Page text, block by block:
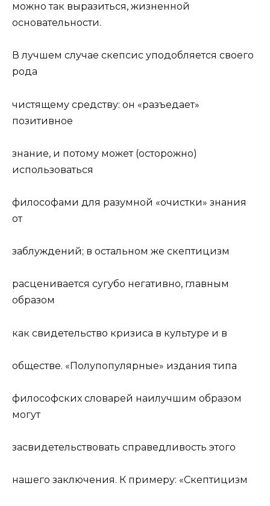
можно так выразиться, жизненной
основательности.
В лучшем случае скепсис уподобляется своего
рода
чистящему средству: он «разъедает»
позитивное
знание, и потому может (осторожно)
использоваться
философами для разумной «очистки» знания
от
заблуждений; в остальном же скептицизм
расценивается сугубо негативно, главным
образом
как свидетельство кризиса в культуре и в
обществе. «Полупопулярные» издания типа
философских словарей наилучшим образом
могут
засвидетельствовать справедливость этого
нашего заключения. К примеру: «Скептицизм